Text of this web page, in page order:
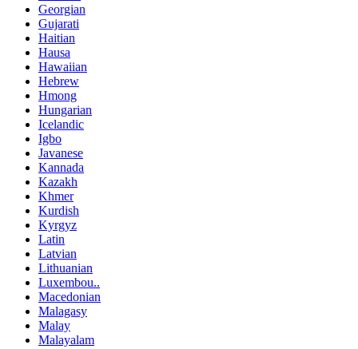
Georgian
Gujarati
Haitian
Hausa
Hawaiian
Hebrew
Hmong
Hungarian
Icelandic
Igbo
Javanese
Kannada
Kazakh
Khmer
Kurdish
Kyrgyz
Latin
Latvian
Lithuanian
Luxembou..
Macedonian
Malagasy
Malay
Malayalam